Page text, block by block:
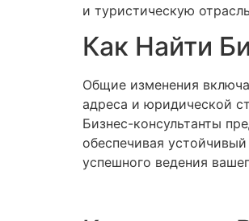
и туристическую
Как Найти
Общие изменения
адреса и юридической
Бизнес-консультанты
обеспечивая
успешного ведения